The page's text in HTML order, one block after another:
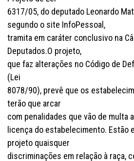
6317/05, do deputado Leonardo
segundo o site InfoPessoal,
tramita em caráter conclusivo na
Deputados.O projeto,
que faz alterações no Código de
(Lei
8078/90), prevê que os
terão que arcar
com penalidades que vão de multa
licença do estabelecimento. Estão
projeto quaisquer
discriminações em relação à raça,